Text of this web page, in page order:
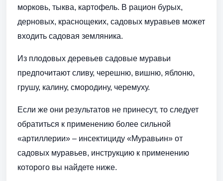
морковь, тыква, картофель. В рацион бурых,
дерновых, краснощеких, садовых муравьев может
входить садовая земляника.
Из плодовых деревьев садовые муравьи
предпочитают сливу, черешню, вишню, яблоню,
грушу, калину, смородину, черемуху.
Если же они результатов не принесут, то следует
обратиться к применению более сильной
«артиллерии» – инсектициду «Муравьин» от
садовых муравьев, инструкцию к применению
которого вы найдете ниже.